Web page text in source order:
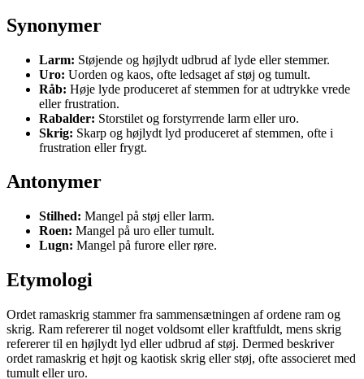
Synonymer
Larm: Støjende og højlydt udbrud af lyde eller stemmer.
Uro: Uorden og kaos, ofte ledsaget af støj og tumult.
Råb: Høje lyde produceret af stemmen for at udtrykke vrede
eller frustration.
Rabalder: Storstilet og forstyrrende larm eller uro.
Skrig: Skarp og højlydt lyd produceret af stemmen, ofte i
frustration eller frygt.
Antonymer
Stilhed: Mangel på støj eller larm.
Roen: Mangel på uro eller tumult.
Lugn: Mangel på furore eller røre.
Etymologi
Ordet ramaskrig stammer fra sammensætningen af ordene ram og
skrig. Ram refererer til noget voldsomt eller kraftfuldt, mens skrig
refererer til en højlydt lyd eller udbrud af støj. Dermed beskriver
ordet ramaskrig et højt og kaotisk skrig eller støj, ofte associeret med
tumult eller uro.